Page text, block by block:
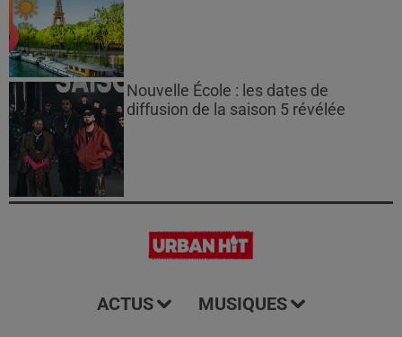
Nouvelle École : les dates de
diffusion de la saison 5 révélée
ACTUS MUSIQUES